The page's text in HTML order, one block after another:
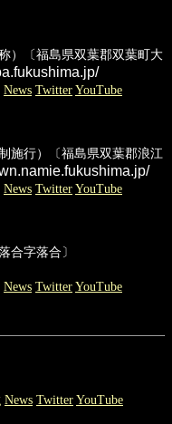
）〔福島県双葉郡双葉町大
News Twitter YouTube
施行）〔福島県双葉郡浪江
News Twitter YouTube
合字落合〕
News Twitter YouTube
News Twitter YouTube